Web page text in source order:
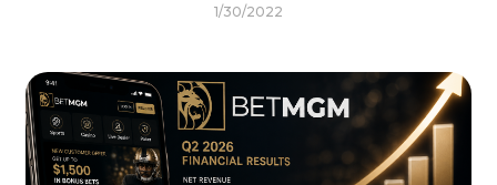
1/30/2022